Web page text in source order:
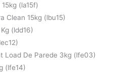
(la15f)
Clean 15kg (lbu15)
(ldd16)
Load De Parede 3kg (lfe03)
(lfe14)